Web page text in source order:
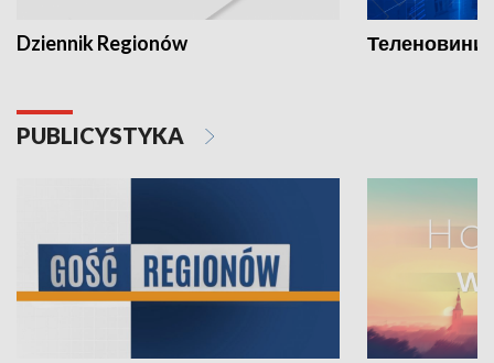
Dziennik Regionów Теленовини
PUBLICYSTYKA